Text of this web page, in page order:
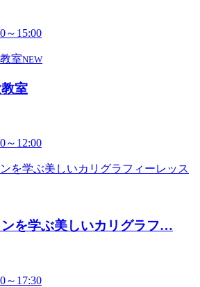
～15:00
NEW
室
～12:00
を学ぶ美しいカリグラフ…
～17:30